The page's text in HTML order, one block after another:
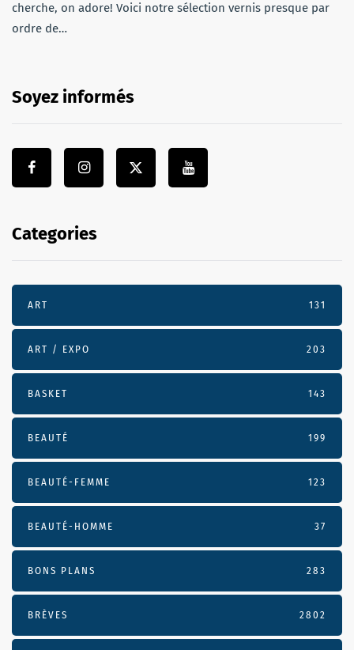
cherche, on adore! Voici notre sélection vernis presque par
ordre de…
Soyez informés
Categories
ART 131
ART / EXPO 203
BASKET 143
BEAUTÉ 199
BEAUTÉ-FEMME 123
BEAUTÉ-HOMME 37
BONS PLANS 283
BRÈVES 2802